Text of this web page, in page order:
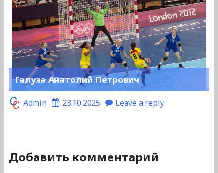
Галуза Анатолий Петрович
Admin 23.10.2025 Leave a reply
Добавить комментарий